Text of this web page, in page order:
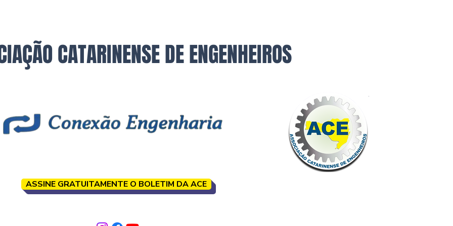
CATARINENSE DE ENGENHEIROS
ASSINE GRATUITAMENTE O BOLETIM DA ACE